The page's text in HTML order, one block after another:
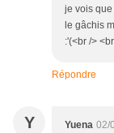
je vois
le gâchis
:'(<br />
Répondre
Y Yuena 02/